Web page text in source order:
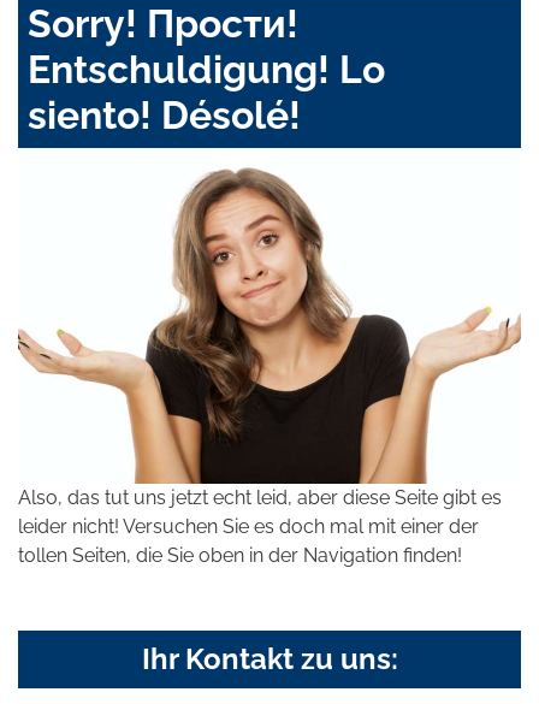
Sorry! Прости!
Entschuldigung! Lo
siento! Désolé!
Also, das tut uns jetzt echt leid, aber diese Seite gibt es
leider nicht! Versuchen Sie es doch mal mit einer der
tollen Seiten, die Sie oben in der Navigation finden!
Ihr Kontakt zu uns: